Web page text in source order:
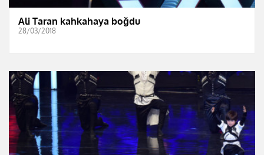
Ali Taran kahkahaya boğdu
28/03/2018